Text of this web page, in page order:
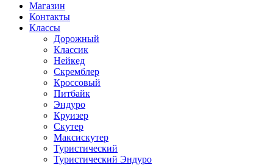
Магазин
Контакты
Классы
Дорожный
Классик
Нейкед
Скремблер
Кроссовый
Питбайк
Эндуро
Круизер
Скутер
Максискутер
Туристический
Туристический Эндуро